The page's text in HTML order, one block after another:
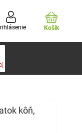
Košík
kôň,